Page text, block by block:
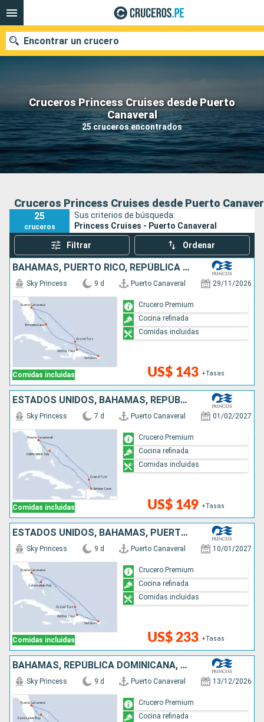
Cruceros Princess Cruises desde Puerto
Canaveral
25 cruceros encontrados
Encontrar un crucero
Nuestros destinos
Fecha de salida
Puertos Compañías
Cruceros Princess Cruises desde Puerto
25
cruceros
Sus criterios de búsqueda:
Princess Cruises - Puerto Canaveral
Filtrar Ordenar
BAHAMAS, PUERTO RICO, REPÚBLICA DOMINICANA, ESTADOS UNIDOS
Comidas incluidas
Sky Princess 9 d Puerto Canaveral 29/11/2026
US$ 143 +Tasas
Crucero Premium
Cocina refinada
Comidas incluidas
ESTADOS UNIDOS, BAHAMAS, REPÚBLICA DOMINICANA
Comidas incluidas
Sky Princess 7 d Puerto Canaveral 01/02/2027
US$ 149 +Tasas
Crucero Premium
Cocina refinada
Comidas incluidas
ESTADOS UNIDOS, BAHAMAS, PUERTO RICO, REPÚBLICA DOMINICANA
Comidas incluidas
Sky Princess 9 d Puerto Canaveral 10/01/2027
US$ 233 +Tasas
Crucero Premium
Cocina refinada
Comidas incluidas
BAHAMAS, REPÚBLICA DOMINICANA, PUERTO RICO, ESTADOS UNIDOS
Sky Princess 9 d Puerto Canaveral 13/12/2026
Crucero Premium
Cocina refinada